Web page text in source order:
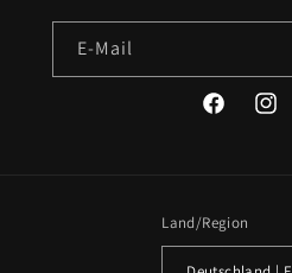
E-Mail
Facebook
Land/Region